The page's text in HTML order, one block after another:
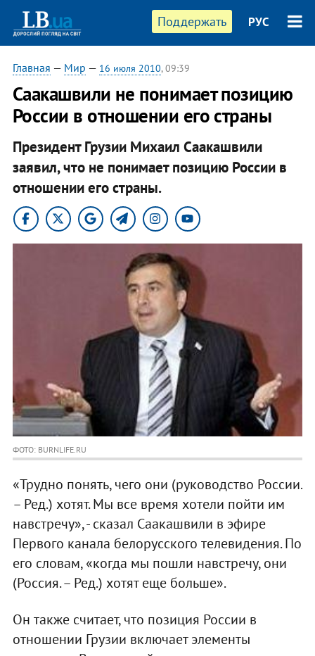
Поддержать РУС
Главная — Мир — 16 июля 2010, 09:39
Саакашвили не понимает позицию
России в отношении его страны
Президент Грузии Михаил Саакашвили
заявил, что не понимает позицию России в
отношении его страны.
ФОТО: BURNLIFE.RU
«Трудно понять, чего они (руководство России.
– Ред.) хотят. Мы все время хотели пойти им
навстречу», - сказал Саакашвили в эфире
Первого канала белорусского телевидения. По
его словам, «когда мы пошли навстречу, они
(Россия. – Ред.) хотят еще больше».
Он также считает, что позиция России в
отношении Грузии включает элементы